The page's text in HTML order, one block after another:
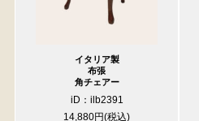
イタリア製
布張
角チェアー
iD：ilb2391
14,880円